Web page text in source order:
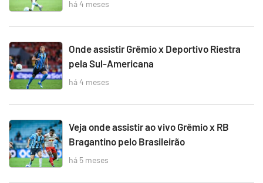
há 4 meses
Onde assistir Grêmio x Deportivo Riestra
pela Sul-Americana
há 4 meses
Veja onde assistir ao vivo Grêmio x RB
Bragantino pelo Brasileirão
há 5 meses